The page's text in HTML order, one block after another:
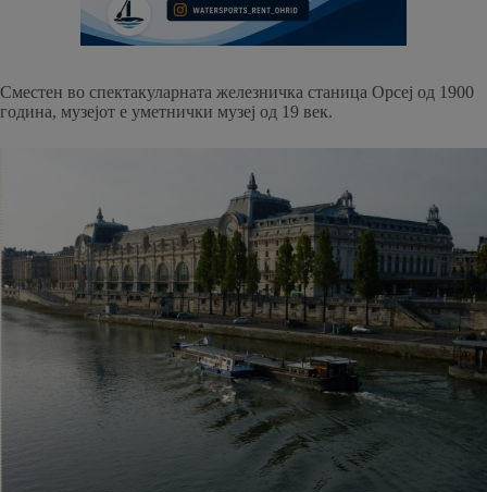
Сместен во спектакуларната железничка станица Орсеј од 1900
година, музејот е уметнички музеј од 19 век.